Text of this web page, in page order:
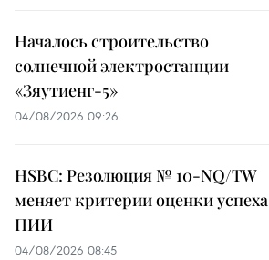
Началось строительство
солнечной электростанции
«Зяутиенг-5»
04/08/2026 09:26
HSBC: Резолюция № 10-NQ/TW
меняет критерии оценки успеха
ПИИ
04/08/2026 08:45